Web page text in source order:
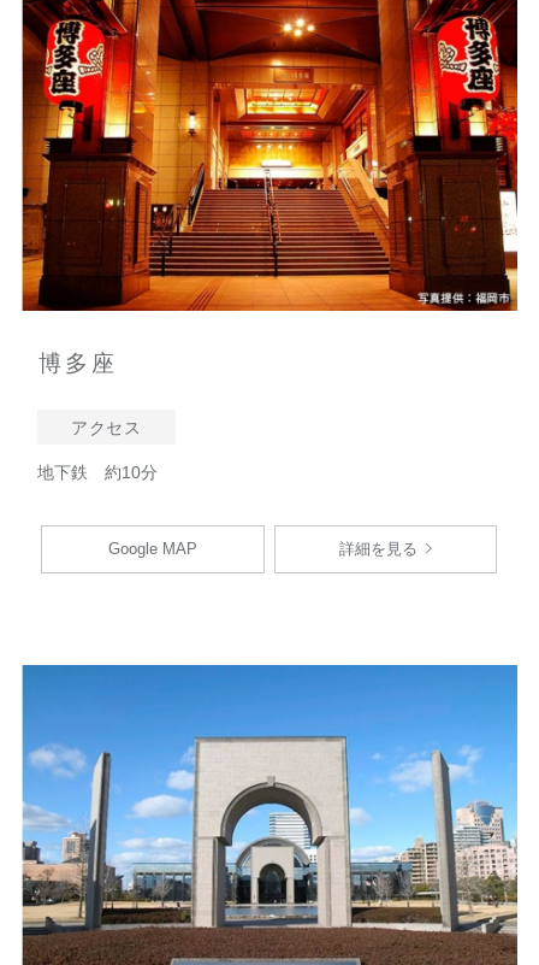
博多座
アクセス
地下鉄 約10分
Google MAP 詳細を見る